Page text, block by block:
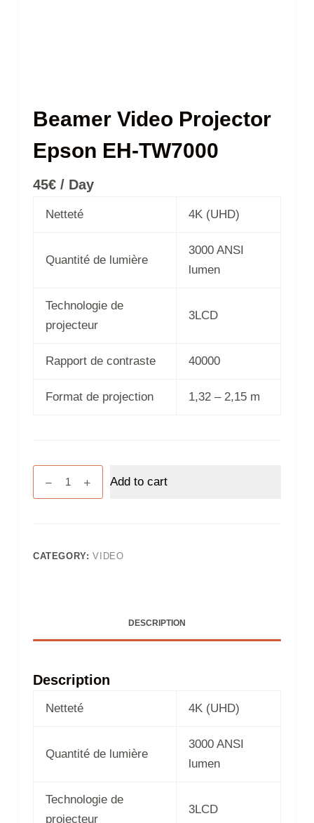
Beamer Video Projector
Epson EH-TW7000
45€/ Day
Netteté 4K (UHD)
Quantité de lumière
3000 ANSI
lumen
Technologie de
projecteur
3LCD
Rapport de contraste 40000
Format de projection 1,32 – 2,15 m
TW7000
Add to cart
CATEGORY:VIDEO
DESCRIPTION
Description
Netteté 4K (UHD)
Quantité de lumière
3000 ANSI
lumen
Technologie de
projecteur
3LCD